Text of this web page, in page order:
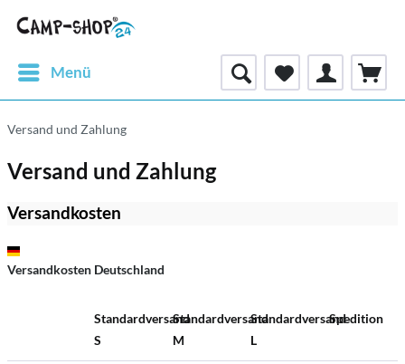
Menü
Versand und Zahlung
Versand und Zahlung
Versandkosten
Versandkosten Deutschland
Standardversand
S
Standardversand
M
Standardversand
L
Spedition